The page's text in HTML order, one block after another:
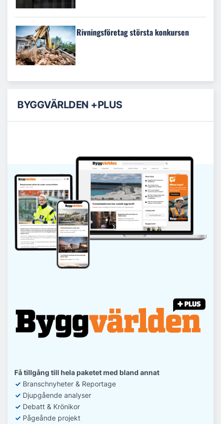
Rivningsföretag största konkursen
BYGGVÄRLDEN +PLUS
Få tillgång till hela paketet med bland annat
✓ Branschnyheter & Reportage
✓ Djupgående analyser
✓ Debatt & Krönikor
✓ Pågeånde projekt